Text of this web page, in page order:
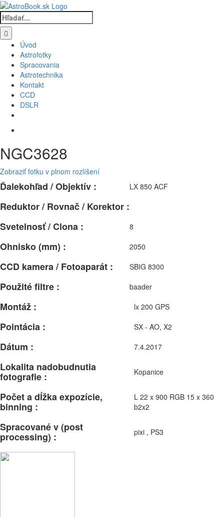
Skip
to
content
Hľadať:
Úvod
Astrofotky
Spracovania
Astrotechnika
Kontakt
CCD
DSLR
NGC3628
Zobraziť fotku v plnom rozlíšení
Ďalekohľad / Objektív : LX 850 ACF
Reduktor / Rovnač / Korektor :
Svetelnosť / Clona :
8
Ohnisko (mm) : 2050
CCD kamera / Fotoaparát : SBIG 8300
Použité filtre : baader
Montáž : lx 200 GPS
Pointácia : SX - AO, X2
Dátum : 7.4.2017
Lokalita nadobudnutia
fotografie : Kopanice
Počet a dĺžka expozície,
binning :
L 22 x 900 RGB 15 x 360
b2x2
Spracované v (post
processing) : pixi , PS3
Facebook
Email